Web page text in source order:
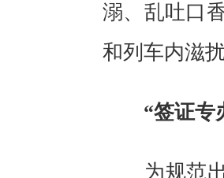
溺、乱吐口
和列车内滋
“签证专办
为规范出